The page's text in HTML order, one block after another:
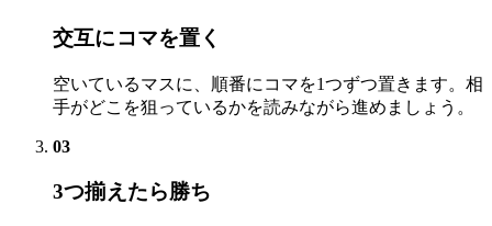
交互にコマを置く
空いているマスに、順番にコマを1つずつ置きます。相
手がどこを狙っているかを読みながら進めましょう。
03
3つ揃えたら勝ち